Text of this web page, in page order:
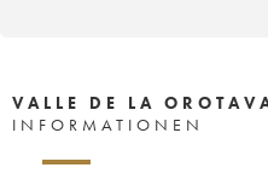
VALLE DE LA
INFORMATIONEN